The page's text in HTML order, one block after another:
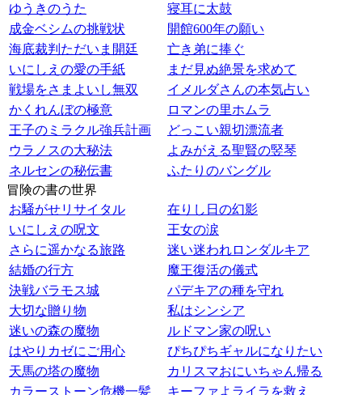
ゆうきのうた
寝耳に太鼓
成金ベシムの挑戦状
開館600年の願い
海底裁判ただいま開廷
亡き弟に捧ぐ
いにしえの愛の手紙
まだ見ぬ絶景を求めて
戦場をさまよいし無双
イメルダさんの本気占い
かくれんぼの極意
ロマンの里ホムラ
王子のミラクル強兵計画
どっこい親切漂流者
ウラノスの大秘法
よみがえる聖賢の竪琴
ネルセンの秘伝書
ふたりのバングル
冒険の書の世界
お騒がせリサイタル
在りし日の幻影
いにしえの呪文
王女の涙
さらに遥かなる旅路
迷い迷われロンダルキア
結婚の行方
魔王復活の儀式
決戦バラモス城
パデキアの種を守れ
大切な贈り物
私はシンシア
迷いの森の魔物
ルドマン家の呪い
はやりカゼにご用心
ぴちぴちギャルになりたい
天馬の塔の魔物
カリスマおにいちゃん帰る
カラーストーン危機一髪
キーファよライラを救え